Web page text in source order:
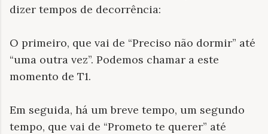
dizer tempos de decorrência:
O primeiro, que vai de “Preciso não dormir” até
“uma outra vez”. Podemos chamar a este
momento de T1.
Em seguida, há um breve tempo, um segundo
tempo, que vai de “Prometo te querer” até